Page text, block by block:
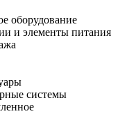
оборудование
и элементы питания
системы